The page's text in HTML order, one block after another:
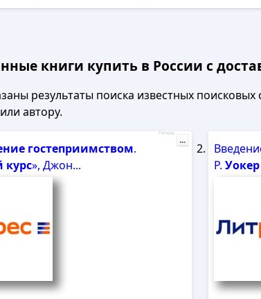
книги купить в России с
результаты поиска известных поисковых
автору.
гостеприимством.
курс», Джон...
Реклама
...
Р. Уокер